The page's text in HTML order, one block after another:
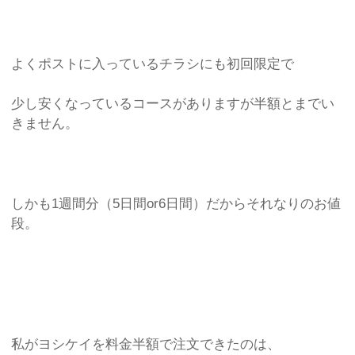
よくポストに入っているチラシにも初回限定で
少し安くなっているコースがありますが半額とまでい
きません。
しかも1週間分（5日間or6日間）だからそれなりのお値
段。
私がヨシケイを料金半額で注文できたのは、